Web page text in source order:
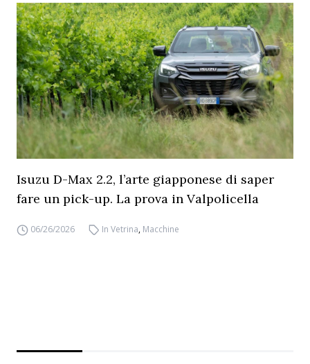
Isuzu D-Max 2.2, l’arte giapponese di saper
fare un pick-up. La prova in Valpolicella
06/26/2026 In Vetrina, Macchine